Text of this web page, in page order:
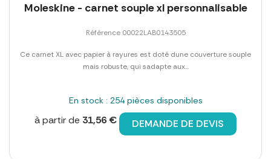
Moleskine - carnet souple xl personnalisable
Référence 00022LAB0143505
Ce carnet XL avec papier à rayures est doté dune couverture souple
mais robuste, qui sadapte aux...
En stock : 254 pièces disponibles
à partir de 31,56 € DEMANDE DE DEVIS